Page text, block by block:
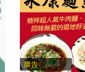
廣告